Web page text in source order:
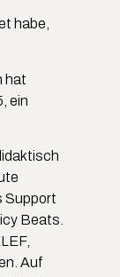
habe,
hat
ein
Support
Beats.
Auf